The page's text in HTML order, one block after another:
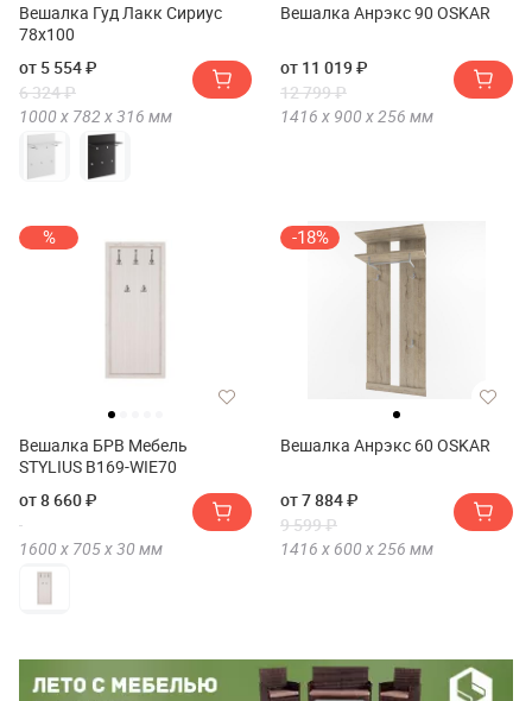
Вешалка Гуд Лакк Сириус
78х100
от 5 554 ₽
6 324 ₽
1000 х 782 х316 мм
Вешалка Анрэкс 90 OSKAR
от 11 019 ₽
12 799 ₽
1416 х 900 х256 мм
%
Вешалка БРВ Мебель
STYLIUS B169-WIE70
от 8 660 ₽
1600 х 705 х30 мм
-18%
Вешалка Анрэкс 60 OSKAR
от 7 884 ₽
9 599 ₽
1416 х 600 х 256 мм